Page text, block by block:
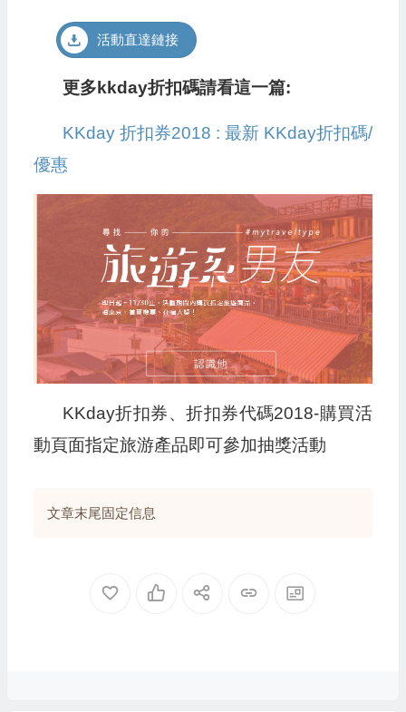
活動直達鏈接
更多kkday折扣碼請看這一篇:
KKday 折扣券2018 : 最新 KKday折扣碼/
優惠
KKday折扣券、折扣券代碼2018-購買活
動頁面指定旅游產品即可參加抽獎活動
文章末尾固定信息